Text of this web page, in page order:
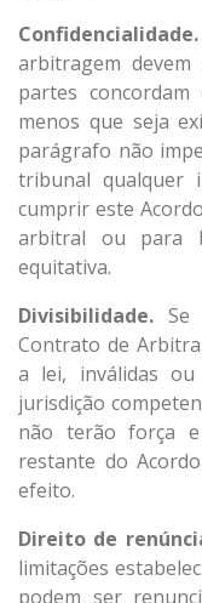
Confidencialidade.
arbitragem devem
partes
menos que seja
parágrafo não
tribunal qualquer
cumprir este
arbitral ou para
equitativa.
Divisibilidade. Se
Contrato de
a lei, inválidas
jurisdição
não terão força
restante do
efeito.
Direito de
limitações
podem ser